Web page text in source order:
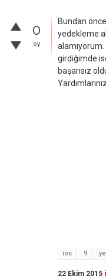
0
oy
Bundan
yedekleme
alamıyorum.
girdiğimde
başarısız
ios 9
22 Ekim 2015